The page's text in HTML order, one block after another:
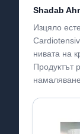
Shadab
Изцяло
нивата на
Продуктът